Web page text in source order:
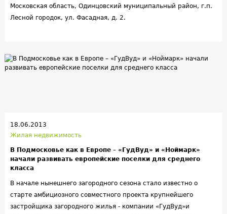
Московская область, Одинцовский муниципальный район, г.п.
Лесной городок, ул. Фасадная, д. 2.
18.06.2013
Жилая недвижимость
В Подмосковье как в Европе – «ГудВуд» и «Ноймарк»
начали развивать европейские поселки для среднего
класса
В начале нынешнего загородного сезона стало известно о
старте амбициозного совместного проекта крупнейшего
застройщика загородного жилья - компании «ГудВуд»и